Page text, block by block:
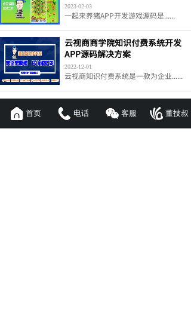
2023-02-03
一起来养猪APP开发游戏源码是......
云视商商学院知识付费系统开发
APP源码解决方案
2022-12-01
云视商知识付费系统是一款为企业......
重要
首页 电话 客服 董技叔